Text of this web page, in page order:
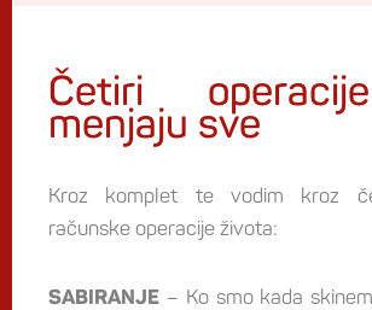
Četiri
menjaju sve
Kroz komplet te vodim kroz
računske operacije života:
SABIRANJE – Ko smo kada